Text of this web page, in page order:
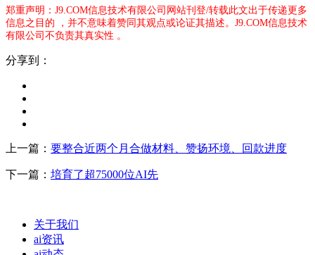
郑重声明：J9.COM信息技术有限公司网站刊登/转载此文出于传递更多
信息之目的 ，并不意味着赞同其观点或论证其描述。J9.COM信息技术
有限公司不负责其真实性 。
分享到：
上一篇： 要整合近两个月合做材料、赞扬环境、回款进度
下一篇： 培育了超75000位AI先
关于我们
ai资讯